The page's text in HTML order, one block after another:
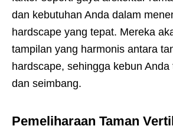
dan kebutuhan Anda dalam
hardscape yang tepat. Mereka
tampilan yang harmonis antara
hardscape, sehingga kebun Anda
dan seimbang.
Pemeliharaan Taman